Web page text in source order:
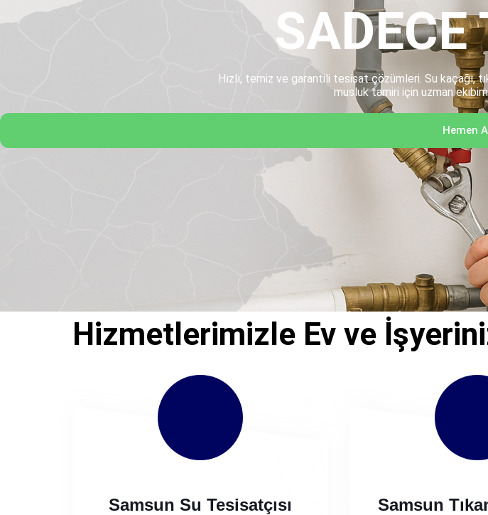
SADECE
Hızlı, temiz ve garantili tesisat çözümleri. Su kaçağı,
musluk tamiri için uzman
Hemen
Hizmetlerimizle Ev ve
Samsun Su Tesisatçısı Samsun